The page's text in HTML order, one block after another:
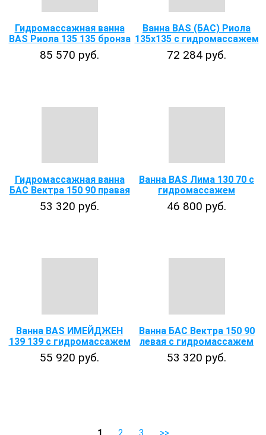
Гидромассажная ванна
BAS Риола 135 135 бронза
85 570 руб.
Ванна BAS (БАС) Риола
135х135 с гидромассажем
72 284 руб.
Гидромассажная ванна
БАС Вектра 150 90 правая
53 320 руб.
Ванна BAS Лима 130 70 с
гидромассажем
46 800 руб.
Ванна BAS ИМЕЙДЖЕН
139 139 с гидромассажем
55 920 руб.
Ванна БАС Вектра 150 90
левая с гидромассажем
53 320 руб.